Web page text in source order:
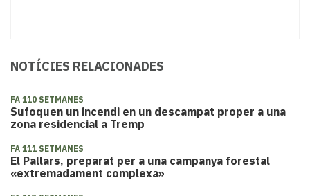
NOTÍCIES RELACIONADES
FA 110 SETMANES
Sufoquen un incendi en un descampat proper a una
zona residencial a Tremp
FA 111 SETMANES
El Pallars, preparat per a una campanya forestal
«extremadament complexa»